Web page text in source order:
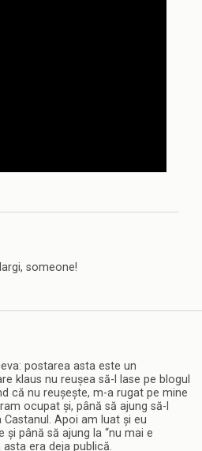
someone!
postarea asta este un
klaus nu reușea să-l lase pe blogul
că nu reușește, m-a rugat pe mine
ocupat și, până să ajung să-l
Castanul. Apoi am luat și eu
și până să ajung la “nu mai e
asta era deja publică.